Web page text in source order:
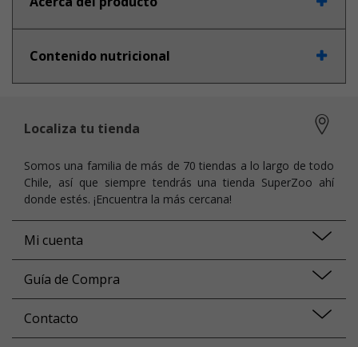
Contenido nutricional
Localiza tu tienda
Somos una familia de más de 70 tiendas a lo largo de todo
Chile, así que siempre tendrás una tienda SuperZoo ahí
donde estés. ¡Encuentra la más cercana!
Mi cuenta
Guía de Compra
Contacto